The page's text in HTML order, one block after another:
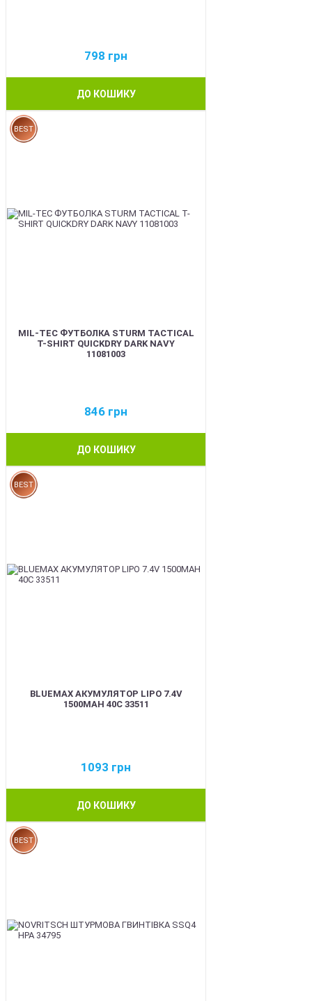
798 грн
ДО КОШИКУ
BEST
MIL-TEC ФУТБОЛКА STURM TACTICAL
T-SHIRT QUICKDRY DARK NAVY
11081003
846 грн
ДО КОШИКУ
BEST
BLUEMAX АКУМУЛЯТОР LIPO 7.4V
1500MAH 40C 33511
1093 грн
ДО КОШИКУ
BEST